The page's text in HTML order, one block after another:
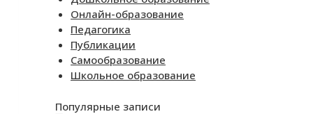
Онлайн-образование
Педагогика
Публикации
Самообразование
Школьное образование
Популярные записи